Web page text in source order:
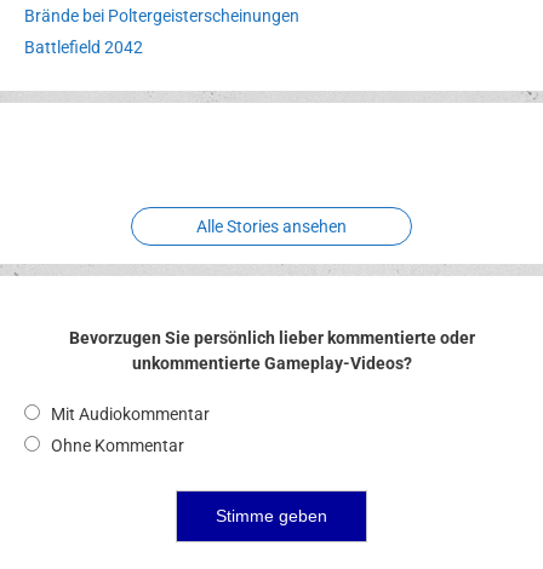
Brände bei Poltergeisterscheinungen
Battlefield 2042
Erlebnispark
Verbotene
Alle Stories ansehen
Bevorzugen Sie persönlich lieber kommentierte oder
unkommentierte Gameplay-Videos?
Mit Audiokommentar
Ohne Kommentar